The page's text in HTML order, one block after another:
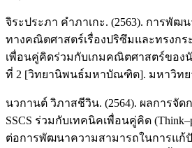
จิระประภา คำภาเกะ. (2563). การพั
ทางคณิตศาสตร์เรื่องปริซึมและทรงกร
เพื่อนคู่คิดร่วมกับเกมคณิตศาสตร์ของ
ที่ 2 [วิทยานิพนธ์มหาบัณฑิต]. มหาวิทย
นวกานต์ วิภาสชีวิน. (2564). ผลการจัด
SSCS ร่วมกับเทคนิคเพื่อนคู่คิด
ต่อการพัฒนาความสามารถในการแก้